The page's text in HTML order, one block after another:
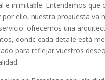
e inimitable. Entendemos que
por ello, nuestra propuesta va
ofrecemos una
donde cada detalle está
para reflejar vuestros